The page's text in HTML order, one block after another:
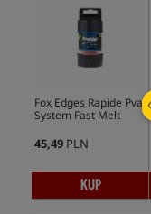
Fox Edges Rapide Pva
System Fast Melt
45,49 PLN
KUP